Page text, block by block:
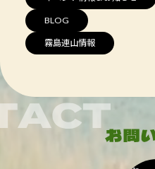
BLOG
霧島連山情報